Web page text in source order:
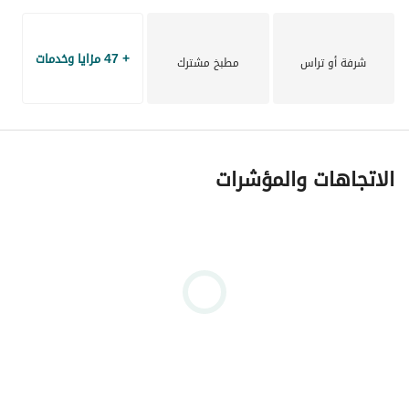
شرفة أو تراس مطبخ مشترك + 47 مزايا وخدمات
الاتجاهات والمؤشرات